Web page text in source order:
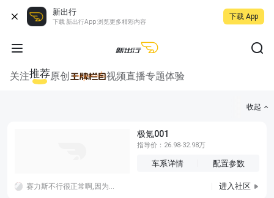
新出行
下载 新出行App 浏览更多精彩内容
下载 App
关注推荐原创 视频直播专题体验
收起
极氪001
指导价：26.98-32.98万
车系详情 配置参数
赛力斯不行很正常啊,因为拿不出手啊，妄想品牌效应，那么就要像特斯拉一样会讲故事，不行就老老实实技术研发，光跟遥遥领先加一个外观是没用的 进入社区